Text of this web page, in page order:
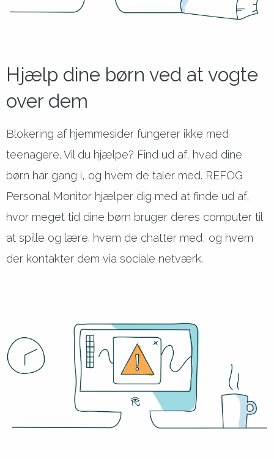
Hjælp dine børn ved at vogte
over dem
Blokering af hjemmesider fungerer ikke med
teenagere. Vil du hjælpe? Find ud af, hvad dine
børn har gang i, og hvem de taler med. REFOG
Personal Monitor hjælper dig med at finde ud af,
hvor meget tid dine børn bruger deres computer til
at spille og lære. hvem de chatter med, og hvem
der kontakter dem via sociale netværk.